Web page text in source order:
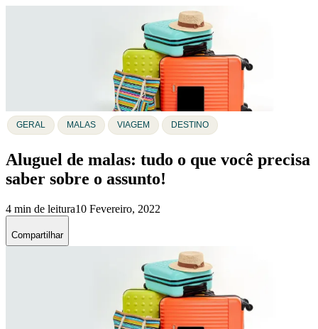
GERAL MALAS VIAGEM DESTINO
Aluguel de malas: tudo o que você precisa
saber sobre o assunto!
4 min de leitura10 Fevereiro, 2022
Compartilhar